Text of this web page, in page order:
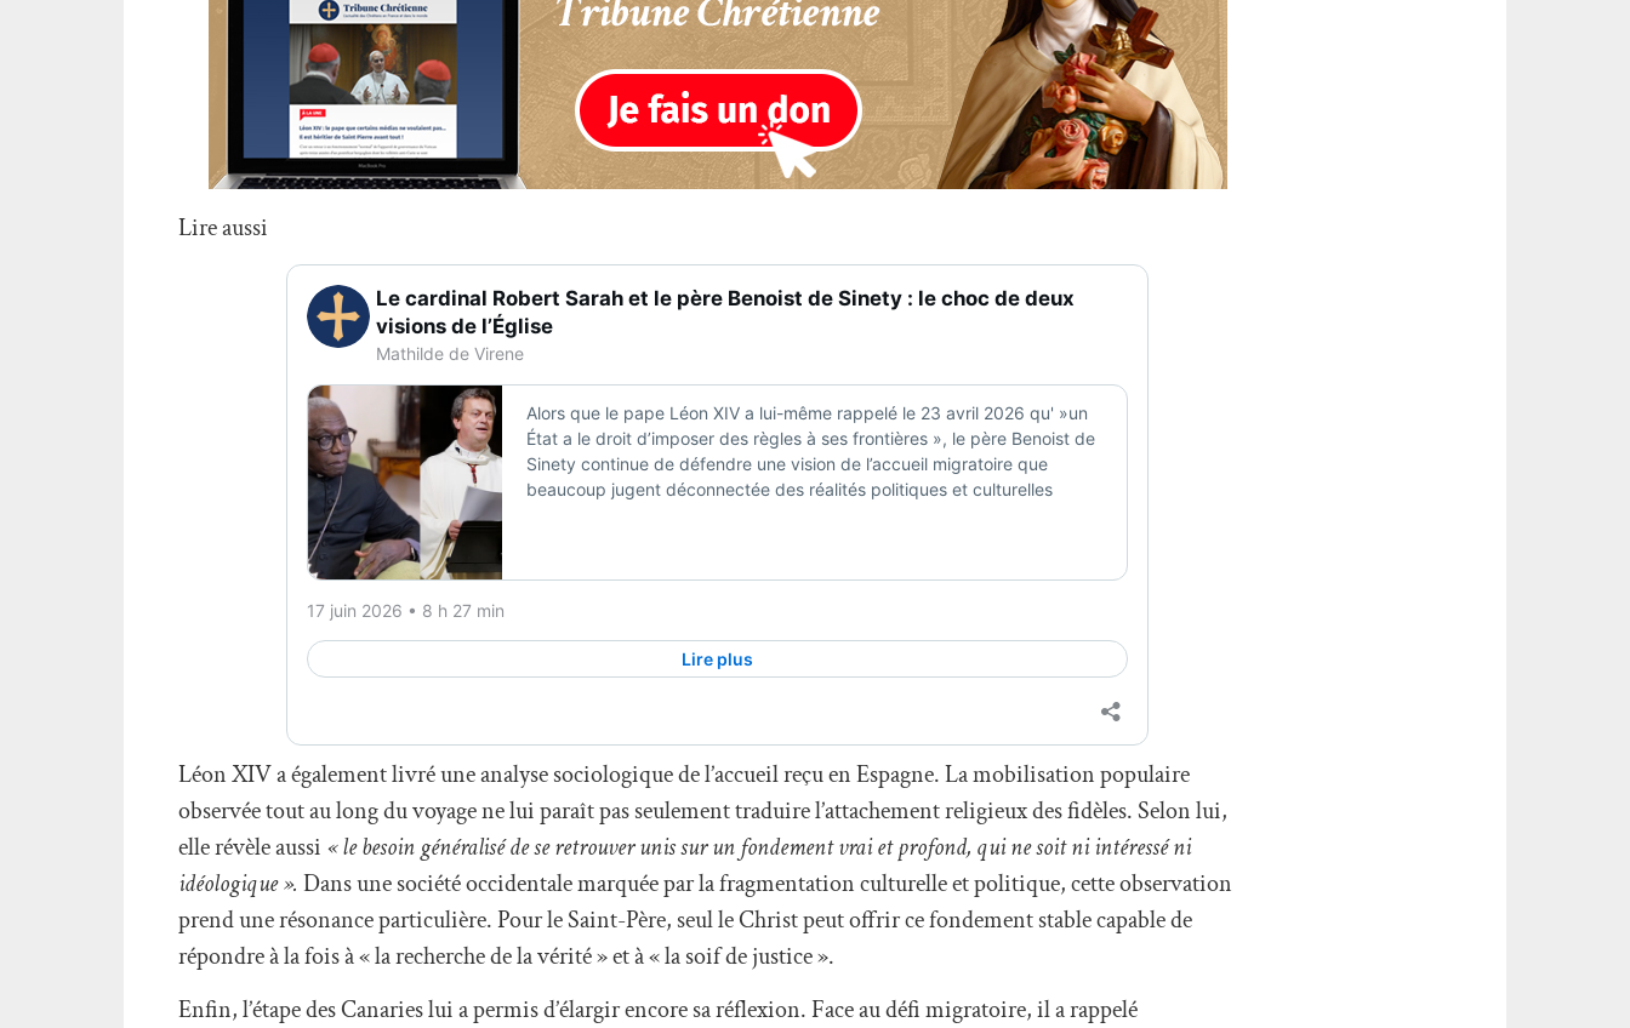
Lire aussi
Léon XIV a également livré une analyse sociologique de l’accueil reçu en Espagne. La mobilisation populaire
observée tout au long du voyage ne lui paraît pas seulement traduire l’attachement religieux des fidèles. Selon lui,
elle révèle aussi « le besoin généralisé de se retrouver unis sur un fondement vrai et profond, qui ne soit ni intéressé ni
idéologique ». Dans une société occidentale marquée par la fragmentation culturelle et politique, cette observation
prend une résonance particulière. Pour le Saint-Père, seul le Christ peut offrir ce fondement stable capable de
répondre à la fois à « la recherche de la vérité » et à « la soif de justice ».
Enfin, l’étape des Canaries lui a permis d’élargir encore sa réflexion. Face au défi migratoire, il a rappelé